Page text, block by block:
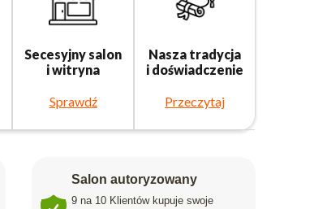
Secesyjny salon
i witryna
Sprawdź
Nasza tradycja
i doświadczenie
Przeczytaj
Salon autoryzowany
9 na 10 Klientów kupuje swoje